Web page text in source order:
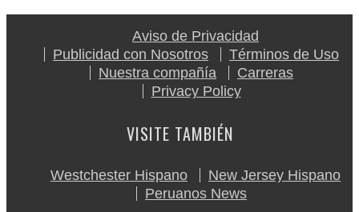
Aviso de Privacidad
Publicidad con Nosotros
Términos de Uso
Nuestra compañía
Carreras
Privacy Policy
VISITE TAMBIÉN
Westchester Hispano
New Jersey Hispano
Peruanos News